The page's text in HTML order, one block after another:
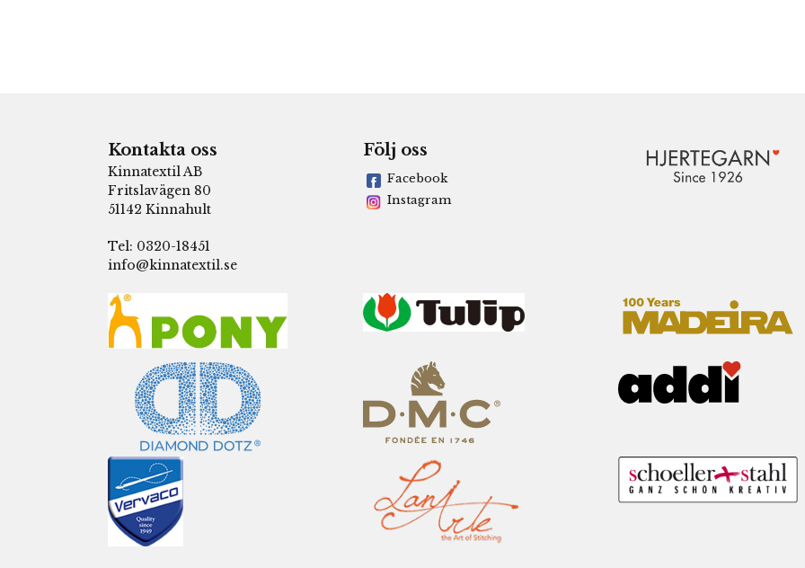
Kontakta oss
Kinnatextil AB
Fritslavägen 80
51142 Kinnahult
Tel: 0320-18451
info@kinnatextil.se
Följ oss
Facebook
Instagram